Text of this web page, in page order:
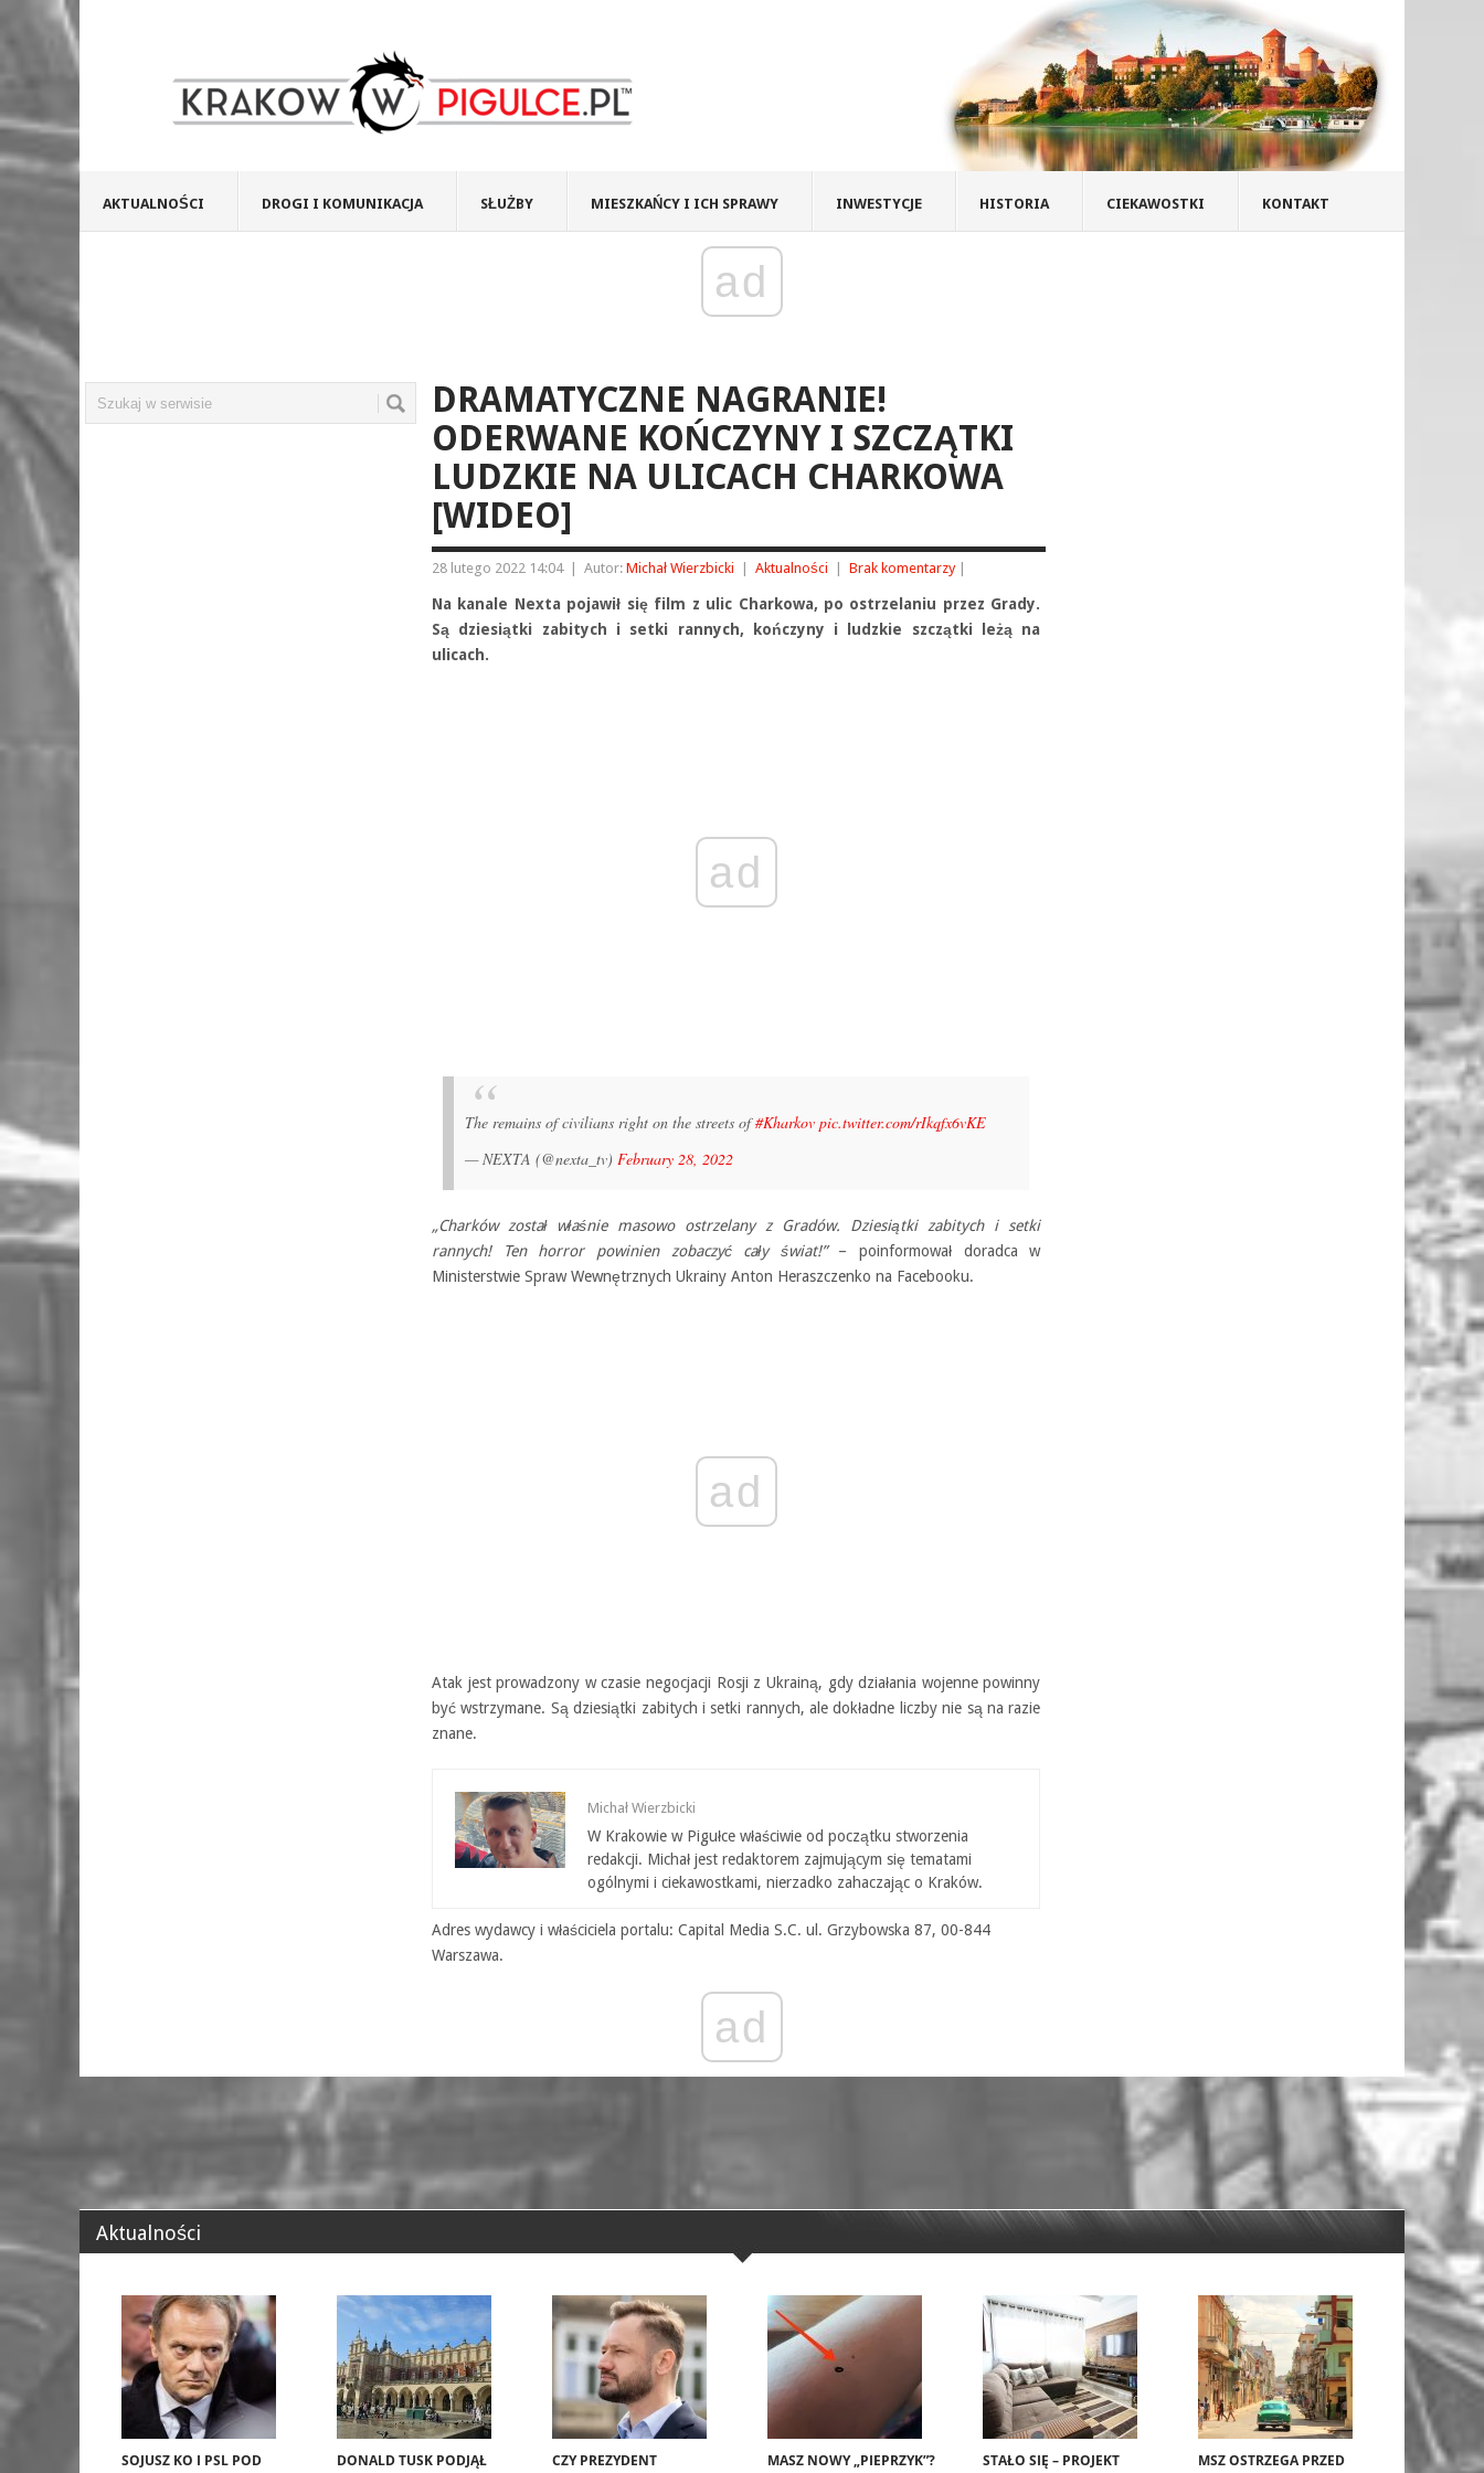
AKTUALNOŚCI DROGI I KOMUNIKACJA SŁUŻBY MIESZKAŃCY I ICH SPRAWY INWESTYCJE HISTORIA CIEKAWOSTKI KONTAKT
ad
DRAMATYCZNE NAGRANIE!
ODERWANE KOŃCZYNY I SZCZĄTKI
LUDZKIE NA ULICACH CHARKOWA
[WIDEO]
28 lutego 2022 14:04 Autor: Michał Wierzbicki Aktualności Brak komentarzy
Na kanale Nexta pojawił się film z ulic Charkowa, po ostrzelaniu przez Grady.
Są dziesiątki zabitych i setki rannych, kończyny i ludzkie szczątki leżą na
ulicach.
ad
The remains of civilians right on the streets of#Kharkov pic.twitter.com/rIkqfx6vKE
— NEXTA (@nexta_tv) February 28, 2022
„Charków został właśnie masowo ostrzelany z Gradów. Dziesiątki zabitych i setki
rannych! Ten horror powinien zobaczyć cały świat!”– poinformował doradca w
Ministerstwie Spraw Wewnętrznych Ukrainy Anton Heraszczenko na Facebooku.
ad
Atak jest prowadzony w czasie negocjacji Rosji z Ukrainą, gdy działania wojenne powinny
być wstrzymane. Są dziesiątki zabitych i setki rannych, ale dokładne liczby nie są na razie
znane.
Michał Wierzbicki
W Krakowie w Pigułce właściwie od początku stworzenia
redakcji. Michał jest redaktorem zajmującym się tematami
ogólnymi i ciekawostkami, nierzadko zahaczając o Kraków.
Adres wydawcy i właściciela portalu: Capital Media S.C. ul. Grzybowska 87, 00-844
Warszawa.
ad
Aktualności
SOJUSZ KO I PSL POD DONALD TUSK PODJĄŁ CZY PREZYDENT MASZ NOWY „PIEPRZYK”? STAŁO SIĘ – PROJEKT MSZ OSTRZEGA PRZED